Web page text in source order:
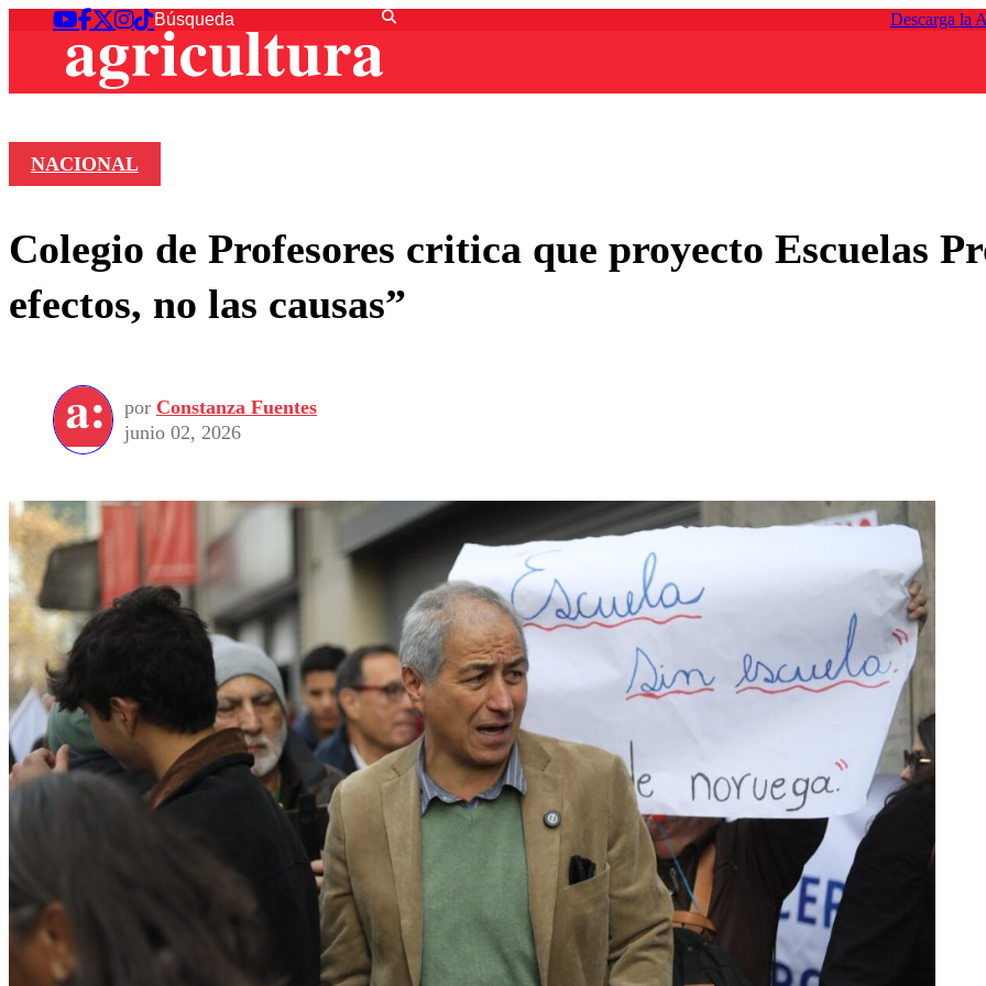
Descarga la
NACIONAL
Colegio de Profesores critica que proyecto Escuelas
efectos, no las causas”
por Constanza Fuentes
junio 02, 2026